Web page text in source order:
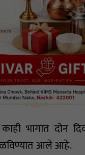
भागात दोन
आले आहे.